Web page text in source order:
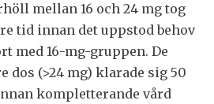
mellan 16 och 24 mg tog
tid innan det uppstod behov
med 16-mg-gruppen. De
dos (>24 mg) klarade sig 50
kompletterande vård